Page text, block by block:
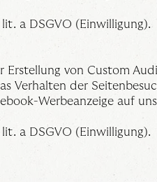
a DSGVO (Einwilligung).
von Custom
Verhalten der
Werbeanzeige auf
a DSGVO (Einwilligung).